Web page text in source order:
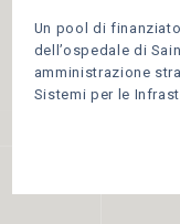
Un pool di
dell’ospedale di
amministrazione
Sistemi per le